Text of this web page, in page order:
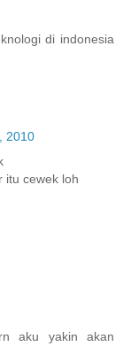
di indonesia
2010
itu cewek loh
aku yakin akan